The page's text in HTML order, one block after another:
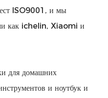
ISO9001, и мы
как ichelin, Xiaomi и
для домашних
и ноутбук и